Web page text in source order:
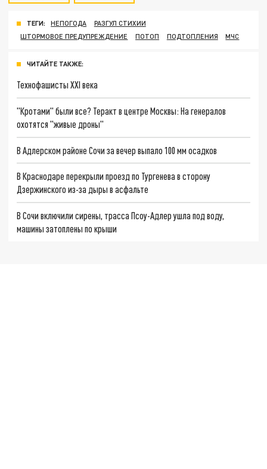
ТЕГИ: НЕПОГОДА
РАЗГУЛ СТИХИИ
ШТОРМОВОЕ ПРЕДУПРЕЖДЕНИЕ
ПОТОП ПОДТОПЛЕНИЯ МЧС
ЧИТАЙТЕ ТАКЖЕ:
Технофашисты XXI века
"Кротами" были все? Теракт в центре Москвы: На генералов
охотятся "живые дроны"
В Адлерском районе Сочи за вечер выпало 100 мм осадков
В Краснодаре перекрыли проезд по Тургенева в сторону
Дзержинского из-за дыры в асфальте
В Сочи включили сирены, трасса Псоу-Адлер ушла под воду,
машины затоплены по крыши